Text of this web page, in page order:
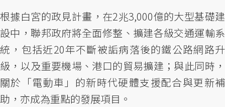
根據白宮的政見計畫，在2兆3,000億的大型基礎建
設中，聯邦政府將全面修整、擴建各級交通運輸系
統，包括近20年不斷被詬病落後的鐵公路網路升
級，以及重要機場、港口的貿易擴建；與此同時，
關於「電動車」的新時代硬體支援配合與更新補
助，亦成為重點的發展項目。